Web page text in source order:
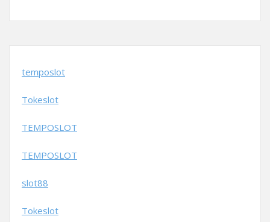
temposlot
Tokeslot
TEMPOSLOT
TEMPOSLOT
slot88
Tokeslot